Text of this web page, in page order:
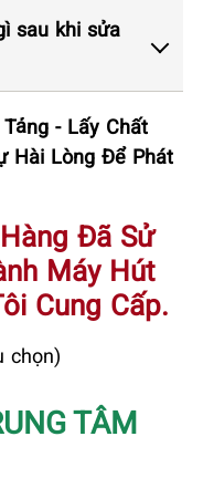
sau khi sửa
- Lấy Chất
Hài Lòng Để Phát
Đã Sử
Máy Hút
Cung Cấp.
chọn)
TÂM